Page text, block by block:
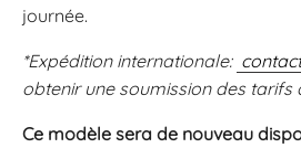
journée.
*Expédition internationale:
obtenir une soumission des tarifs
Ce modèle sera de nouveau